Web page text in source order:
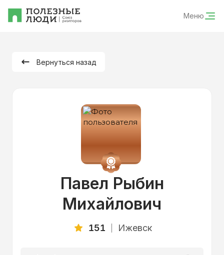
Меню
Вернуться назад
Павел Рыбин
Михайлович
151 Ижевск